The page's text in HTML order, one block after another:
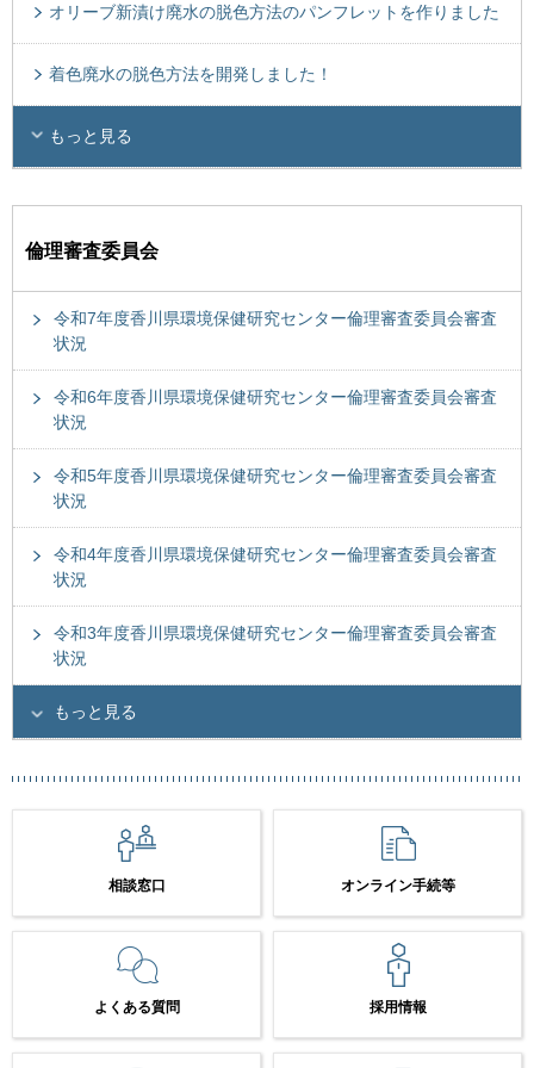
オリーブ新漬け廃水の脱色方法のパンフレットを作りました
着色廃水の脱色方法を開発しました！
もっと見る
倫理審査委員会
令和7年度香川県環境保健研究センター倫理審査委員会審査
状況
令和6年度香川県環境保健研究センター倫理審査委員会審査
状況
令和5年度香川県環境保健研究センター倫理審査委員会審査
状況
令和4年度香川県環境保健研究センター倫理審査委員会審査
状況
令和3年度香川県環境保健研究センター倫理審査委員会審査
状況
もっと見る
相談窓口 オンライン手続等
よくある質問 採用情報